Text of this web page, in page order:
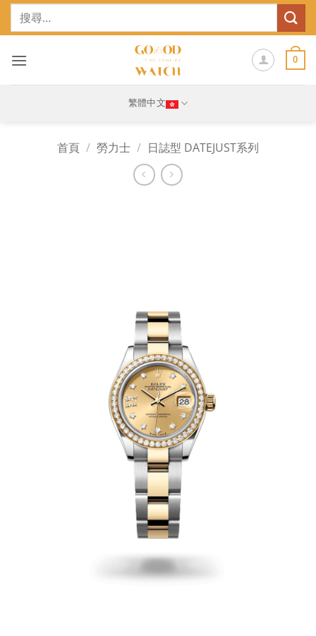
Skip
鍵
0
繁體中文
首頁 / 勞力士 / 日誌型 DATEJUST系列